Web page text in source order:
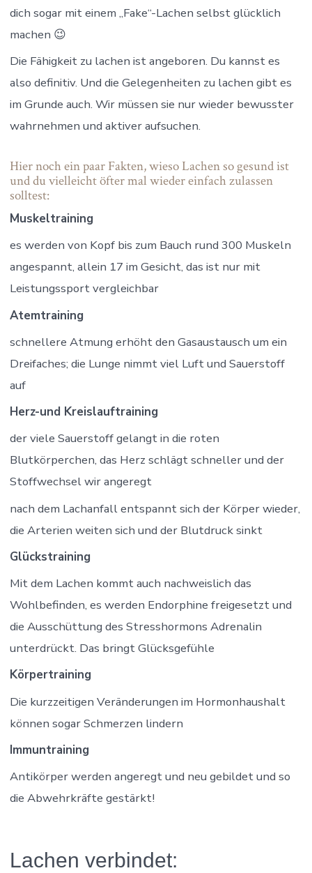
dich sogar mit einem „Fake“-Lachen selbst glücklich
machen 😉
Die Fähigkeit zu lachen ist angeboren. Du kannst es
also definitiv. Und die Gelegenheiten zu lachen gibt es
im Grunde auch. Wir müssen sie nur wieder bewusster
wahrnehmen und aktiver aufsuchen.
Hier noch ein paar Fakten, wieso Lachen so gesund ist
und du vielleicht öfter mal wieder einfach zulassen
solltest:
Muskeltraining
es werden von Kopf bis zum Bauch rund 300 Muskeln
angespannt, allein 17 im Gesicht, das ist nur mit
Leistungssport vergleichbar
Atemtraining
schnellere Atmung erhöht den Gasaustausch um ein
Dreifaches; die Lunge nimmt viel Luft und Sauerstoff
auf
Herz-und Kreislauftraining
der viele Sauerstoff gelangt in die roten
Blutkörperchen, das Herz schlägt schneller und der
Stoffwechsel wir angeregt
nach dem Lachanfall entspannt sich der Körper wieder,
die Arterien weiten sich und der Blutdruck sinkt
Glückstraining
Mit dem Lachen kommt auch nachweislich das
Wohlbefinden, es werden Endorphine freigesetzt und
die Ausschüttung des Stresshormons Adrenalin
unterdrückt. Das bringt Glücksgefühle
Körpertraining
Die kurzzeitigen Veränderungen im Hormonhaushalt
können sogar Schmerzen lindern
Immuntraining
Antikörper werden angeregt und neu gebildet und so
die Abwehrkräfte gestärkt!
Lachen verbindet: